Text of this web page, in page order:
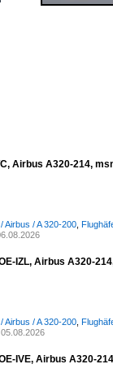
Airbus A320-214,
Airbus / A 320-200
IZL, Airbus A320-
Airbus / A 320-200
IVE, Airbus A320-